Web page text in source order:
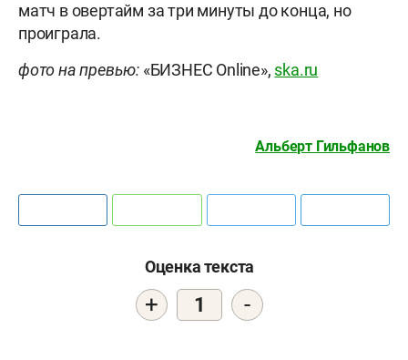
матч в овертайм за три минуты до конца, но
проиграла.
фото на превью: «БИЗНЕС Online», ska.ru
Альберт Гильфанов
Оценка текста
+ 1 -